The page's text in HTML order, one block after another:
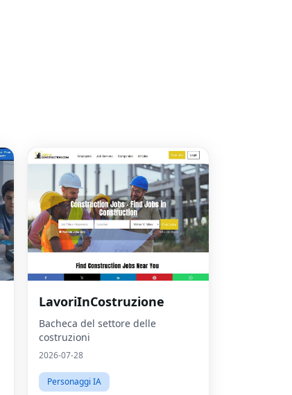
LavoriInCostruzione
Bacheca del settore delle
costruzioni
2026-07-28
Personaggi IA